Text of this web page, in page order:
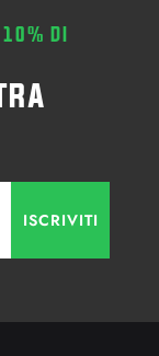
DI